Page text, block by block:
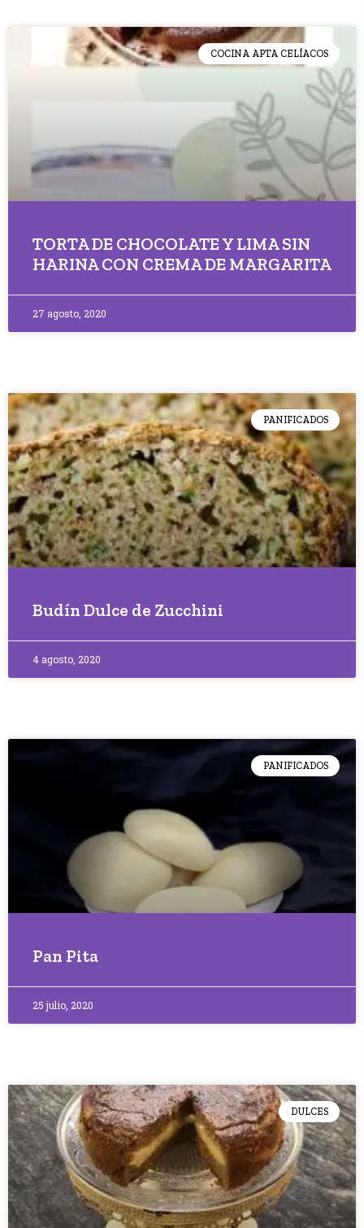
COCINA APTA CELÍACOS
TORTA DE CHOCOLATE Y LIMA SIN
HARINA CON CREMA DE MARGARITA
27 agosto, 2020
PANIFICADOS
Budín Dulce de Zucchini
4 agosto, 2020
PANIFICADOS
Pan Pita
25 julio, 2020
DULCES